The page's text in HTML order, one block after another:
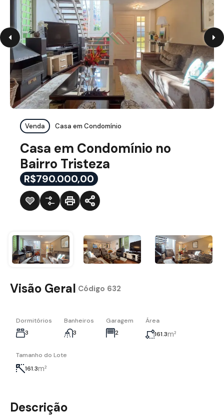
Venda Casa em Condomínio
Casa em Condomínio no
Bairro Tristeza
R$790.000,00
Visão Geral Código 632
Dormitórios
3
Banheiros
3
Garagem
2
Área
161.3m²
Tamanho do Lote
161.3m²
Descrição